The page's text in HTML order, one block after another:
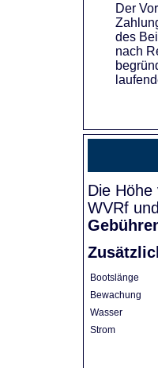
Der
des
nach
Die
WVRf
Bootslänge
Bewachung
Wasser
Strom